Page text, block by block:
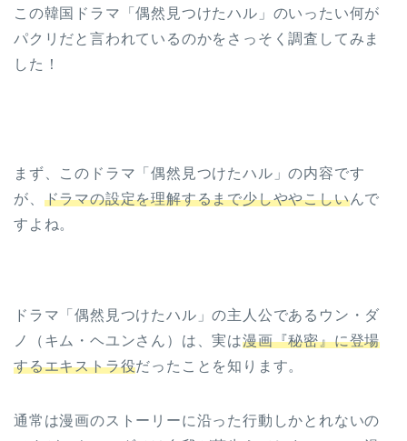
この韓国ドラマ「偶然見つけたハル」のいったい何が
パクリだと言われているのかをさっそく調査してみま
した！
まず、このドラマ「偶然見つけたハル」の内容です
が、 ドラマの設定を理解するまで少しややこしいんで
すよね。
ドラマ「偶然見つけたハル」の主人公であるウン・ダ
ノ（キム・ヘユンさん）は、実は漫画『秘密』に登場
するエキストラ役だったことを知ります。
通常は漫画のストーリーに沿った行動しかとれないの